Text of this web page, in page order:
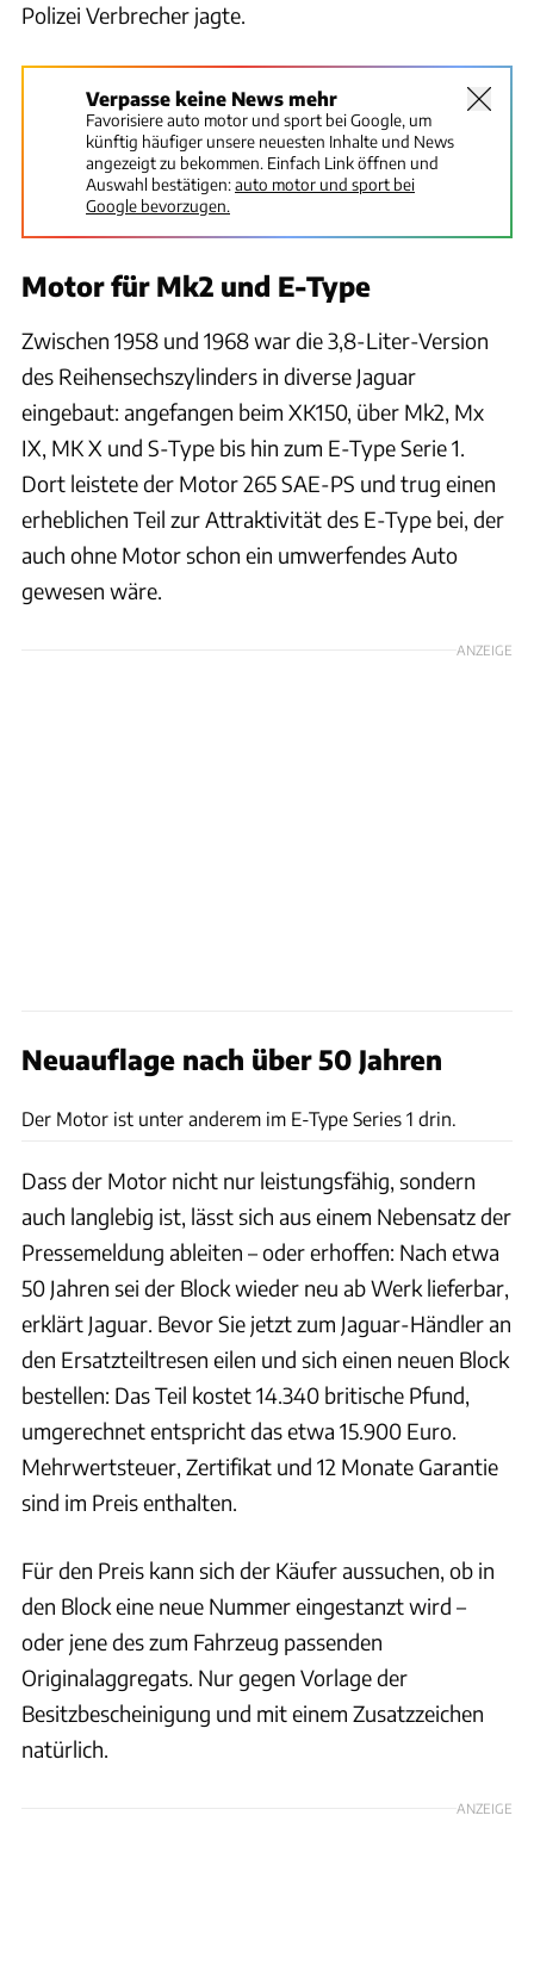
Polizei Verbrecher jagte.
Verpasse keine News mehr
Favorisiere auto motor und sport bei Google, um
künftig häufiger unsere neuesten Inhalte und News
angezeigt zu bekommen. Einfach Link öffnen und
Auswahl bestätigen:auto motor und sport bei
Google bevorzugen.
Motor für Mk2 und E-Type
Zwischen 1958 und 1968 war die 3,8-Liter-Version
des Reihensechszylinders in diverse Jaguar
eingebaut: angefangen beim XK150, über Mk2, Mx
IX, MK X und S-Type bis hin zum E-Type Serie 1.
Dort leistete der Motor 265 SAE-PS und trug einen
erheblichen Teil zur Attraktivität des E-Type bei, der
auch ohne Motor schon ein umwerfendes Auto
gewesen wäre.
ANZEIGE
Neuauflage nach über 50 Jahren
Der Motor ist unter anderem im E-Type Series 1 drin.
Dass der Motor nicht nur leistungsfähig, sondern
auch langlebig ist, lässt sich aus einem Nebensatz der
Pressemeldung ableiten – oder erhoffen: Nach etwa
50 Jahren sei der Block wieder neu ab Werk lieferbar,
erklärt Jaguar. Bevor Sie jetzt zum Jaguar-Händler an
den Ersatzteiltresen eilen und sich einen neuen Block
bestellen: Das Teil kostet 14.340 britische Pfund,
umgerechnet entspricht das etwa 15.900 Euro.
Mehrwertsteuer, Zertifikat und 12 Monate Garantie
sind im Preis enthalten.
Für den Preis kann sich der Käufer aussuchen, ob in
den Block eine neue Nummer eingestanzt wird –
oder jene des zum Fahrzeug passenden
Originalaggregats. Nur gegen Vorlage der
Besitzbescheinigung und mit einem Zusatzzeichen
natürlich.
ANZEIGE